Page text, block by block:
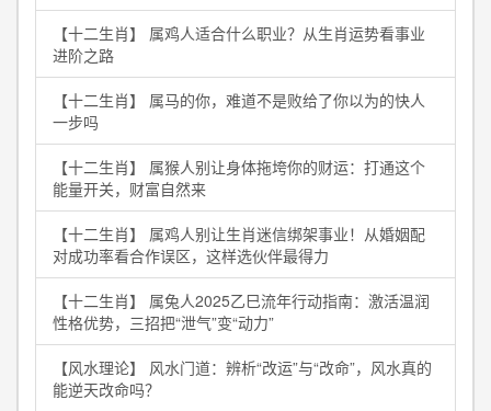
【十二生肖】 属鸡人适合什么职业？从生肖运势看事业
进阶之路
【十二生肖】 属马的你，难道不是败给了你以为的快人
一步吗
【十二生肖】 属猴人别让身体拖垮你的财运：打通这个
能量开关，财富自然来
【十二生肖】 属鸡人别让生肖迷信绑架事业！从婚姻配
对成功率看合作误区，这样选伙伴最得力
【十二生肖】 属兔人2025乙巳流年行动指南：激活温润
性格优势，三招把“泄气”变“动力”
【风水理论】 风水门道：辨析“改运”与“改命”，风水真的
能逆天改命吗？